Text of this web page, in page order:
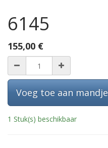
6145
155,00 €
Voeg toe aan mandje
1 Stuk(s) beschikbaar